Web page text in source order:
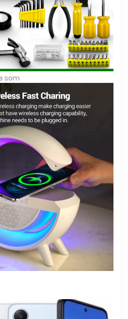
som